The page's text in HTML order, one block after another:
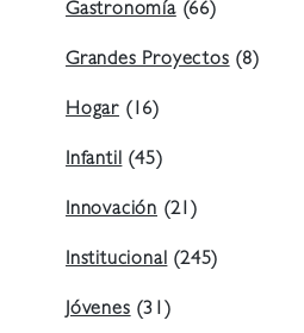
Gastronomía(66)
Grandes Proyectos(8)
Hogar (16)
Infantil(45)
Innovación (21)
Institucional(245)
Jóvenes(31)